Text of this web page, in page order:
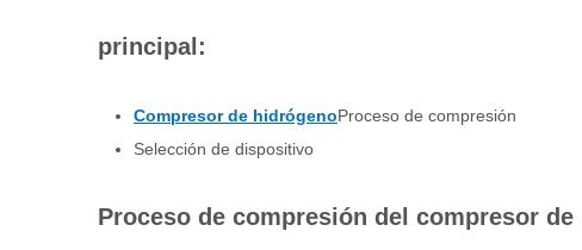
principal:
Compresor de hidrógenoProceso de compresión
Selección de dispositivo
Proceso de compresión del compresor